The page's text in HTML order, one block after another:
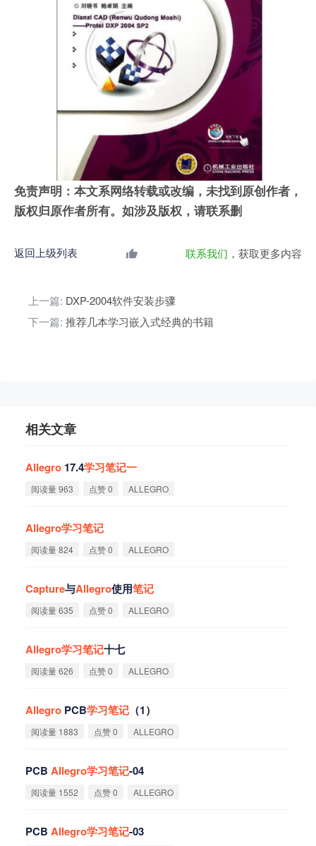
免责声明：本文系网络转载或改编，未找到原创作者，
版权归原作者所有。如涉及版权，请联系删
返回上级列表 联系我们 ，获取更多内容
上一篇: DXP-2004软件安装步骤
下一篇: 推荐几本学习嵌入式经典的书籍
相关文章
Allegro 17.4学习笔记一
阅读量 963 点赞 0 ALLEGRO
Allegro学习笔记
阅读量 824 点赞 0 ALLEGRO
Capture与Allegro使用笔记
阅读量 635 点赞 0 ALLEGRO
Allegro学习笔记十七
阅读量 626 点赞 0 ALLEGRO
Allegro PCB学习笔记 （1）
阅读量 1883 点赞 0 ALLEGRO
PCB Allegro学习笔记-04
阅读量 1552 点赞 0 ALLEGRO
PCB Allegro学习笔记-03